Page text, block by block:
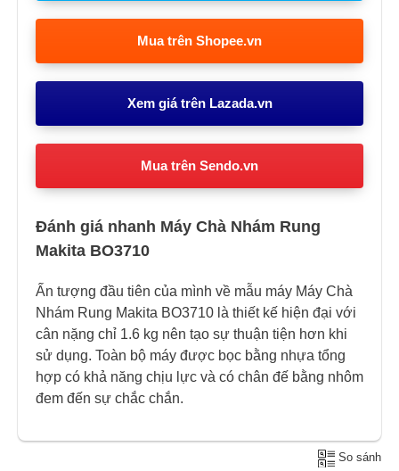
Mua trên Shopee.vn
Xem giá trên Lazada.vn
Mua trên Sendo.vn
Đánh giá nhanh Máy Chà Nhám Rung
Makita BO3710
Ấn tượng đầu tiên của mình về mẫu máy Máy Chà
Nhám Rung Makita BO3710 là thiết kế hiện đại với
cân nặng chỉ 1.6 kg nên tạo sự thuận tiện hơn khi
sử dụng. Toàn bộ máy được bọc bằng nhựa tổng
hợp có khả năng chịu lực và có chân đế bằng nhôm
đem đến sự chắc chắn.
So sánh